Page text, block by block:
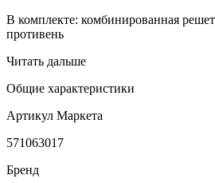
В комплекте: комбинированная
противень
Читать дальше
Общие характеристики
Артикул Маркета
571063017
Бренд